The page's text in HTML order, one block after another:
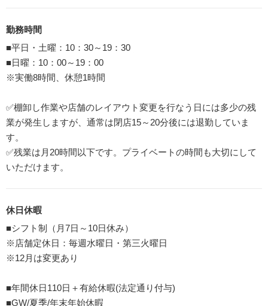
勤務時間
■平日・土曜：10：30～19：30
■日曜：10：00～19：00
※実働8時間、休憩1時間
✅棚卸し作業や店舗のレイアウト変更を行なう日には多少の残
業が発生しますが、通常は閉店15～20分後には退勤していま
す。
✅残業は月20時間以下です。プライベートの時間も大切にして
いただけます。
休日休暇
■シフト制（月7日～10日休み）
※店舗定休日：毎週水曜日・第三火曜日
※12月は変更あり
■年間休日110日＋有給休暇(法定通り付与)
■GW/夏季/年末年始休暇